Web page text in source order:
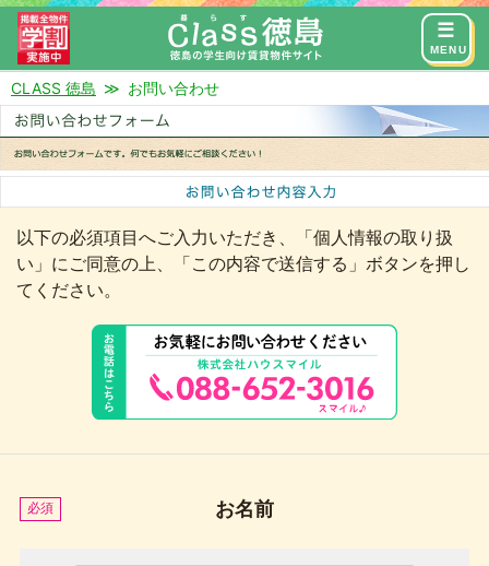
MENU
来店予約 お問い合わせ
CLASS 徳島 お問い合わせ
以下の必須項目へご入力いただき、「個人情報の取り扱
い」にご同意の上、「この内容で送信する」ボタンを押し
てください。
必須 お名前